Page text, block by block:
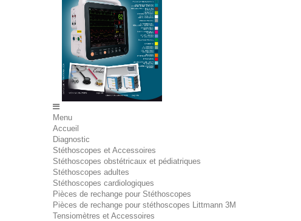
Menu
Accueil
Diagnostic
Stéthoscopes et Accessoires
Stéthoscopes obstétricaux et pédiatriques
Stéthoscopes adultes
Stéthoscopes cardiologiques
Pièces de rechange pour Stéthoscopes
Pièces de rechange pour stéthoscopes Littmann 3M
Tensiomètres et Accessoires